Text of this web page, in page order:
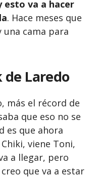
esto va a hacer
. Hace meses que
una cama para
de Laredo
más el récord de
que eso no se
es que ahora
viene Toni,
a llegar, pero
que va a estar